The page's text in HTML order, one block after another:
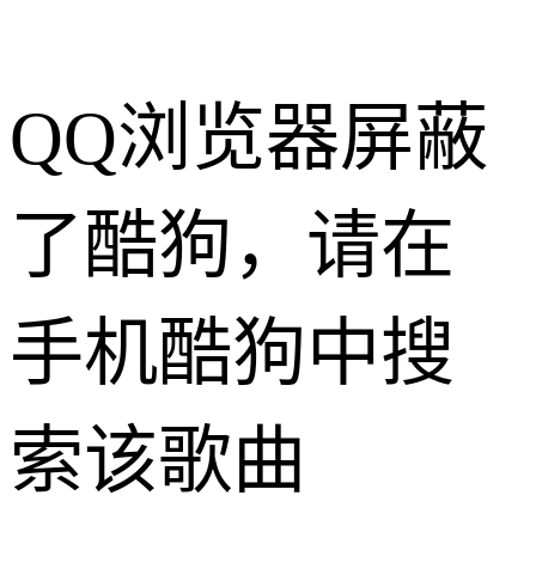
QQ浏览器屏蔽
了酷狗，请在
手机酷狗中搜
索该歌曲